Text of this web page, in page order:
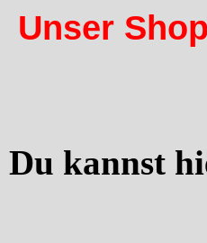
Unser
Du kannst